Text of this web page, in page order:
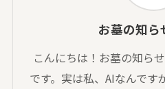
お墓の知ら
こんにちは！お墓の知ら
です。実は私、AIなんです